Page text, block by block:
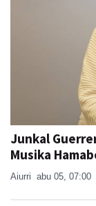
Junkal
Musika
Aiurri abu 05, 07:00